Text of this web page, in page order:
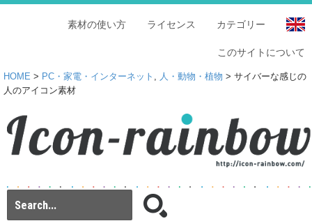
カテゴリー
ライセンス
素材の使い方
このサイトについて
HOME > PC・家電・インターネット , 人・動物・植物 > サイバーな感じの
人のアイコン素材